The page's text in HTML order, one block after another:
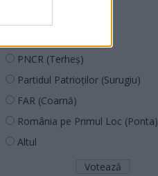
PNCR (Terheș)
Partidul Patrioților (Surugiu)
FAR (Coarnă)
România pe Primul Loc (Ponta)
Altul